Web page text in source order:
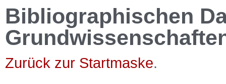
Bibliographischen
Zurück zur Startmaske.